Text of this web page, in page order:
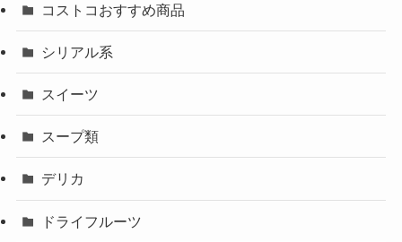
コストコおすすめ商品
シリアル系
スイーツ
スープ類
デリカ
ドライフルーツ